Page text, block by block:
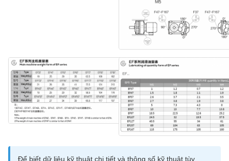
Để biết dữ liệu kỹ thuật chi tiết và thông số kỹ thuật tùy